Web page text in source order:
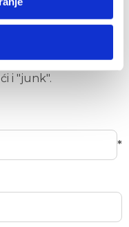
obvezna. Ukoliko se
provjerite i ostale
i "junk".
*